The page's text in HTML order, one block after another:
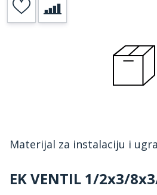
Materijal za instalaciju i
EK VENTIL 1/2x3/